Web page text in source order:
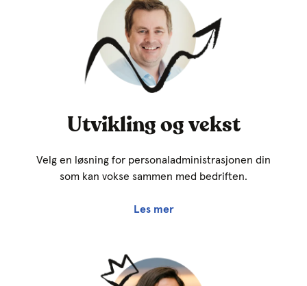
Utvikling og vekst
Velg en løsning for personaladministrasjonen din
som kan vokse sammen med bedriften.
Les mer